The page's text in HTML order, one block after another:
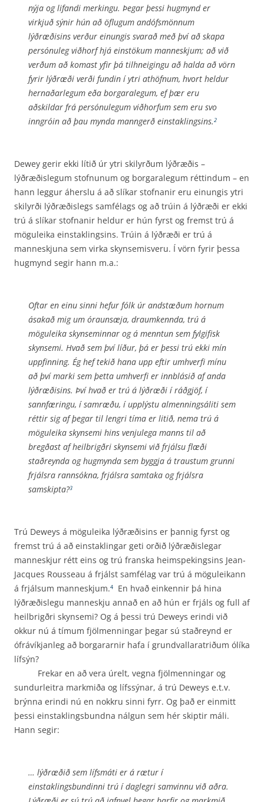
nýja og lifandi merkingu. Þegar þessi hugmynd er
virkjuð sýnir hún að öflugum andófsmönnum
lýðræðisins verður einungis svarað með því að skapa
persónuleg viðhorf hjá einstökum manneskjum; að við
verðum að komast yfir þá tilhneigingu að halda að vörn
fyrir lýðræði verði fundin í ytri athöfnum, hvort heldur
hernaðarlegum eða borgaralegum, ef þær eru
aðskildar frá persónu­legum viðhorfum sem eru svo
inngróin að þau mynda manngerð einstak­lingsins.2
Dewey gerir ekki lítið úr ytri skilyrðum lýðræðis –
lýðræðislegum stofnunum og borgaralegum rétt­indum – en
hann leggur áherslu á að slíkar stofnanir eru einungis ytri
skilyrði lýðræðislegs samfélags og að trúin á lýðræði er ekki
trú á slíkar stofnanir heldur er hún fyrst og fremst trú á
möguleika einstaklingsins. Trúin á lýðræði er trú á
manneskjuna sem virka skynsemisveru. Í vörn fyrir þessa
hugmynd segir hann m.a.:
Oftar en einu sinni hefur fólk úr andstæðum hornum
ásakað mig um óraun­sæja, draumkennda, trú á
möguleika skynseminnar og á menntun sem fylgi­fisk
skynsemi. Hvað sem því líður, þá er þessi trú ekki mín
uppfinning. Ég hef tekið hana upp eftir umhverfi mínu
að því marki sem þetta umhverfi er innblásið af anda
lýðræðisins. Því hvað er trú á lýðræði í ráðgjöf, í
sannfæringu, í sam­ræðu, í upplýstu almenningsáliti sem
réttir sig af þegar til lengri tíma er litið, nema trú á
möguleika skynsemi hins venjulega manns til að
bregðast af heilbrigðri skynsemi við frjálsu flæði
staðreynda og hugmynda sem byggja á traustum grunni
frjálsra rannsókna, frjálsra samtaka og frjálsra
samskipta?3
Trú Deweys á möguleika lýðræðisins er þannig fyrst og
fremst trú á að einstaklingar geti orðið lýðræðislegar
manneskjur rétt eins og trú franska heimspekingsins Jean-
Jacques Rousseau á frjálst samfélag var trú á möguleikann
á frjálsum manneskjum.4
En hvað einkennir þá hina
lýðræðislegu manneskju annað en að hún er frjáls og full af
heilbrigðri skynsemi? Og á þessi trú Deweys erindi við
okkur nú á tímum fjölmenningar þegar sú staðreynd er
ófrávíkjanleg að borgararnir hafa í grundvallaratriðum ólíka
lífsýn?
Frekar en að vera úrelt, vegna fjölmenningar og
sundurleitra markmiða og lífssýnar, á trú Deweys e.t.v.
brýnna erindi nú en nokkru sinni fyrr. Og það er einmitt
þessi einstaklingsbundna nálgun sem hér skiptir máli.
Hann segir:
… lýðræðið sem lífsmáti er á rætur í
einstaklingsbundinni trú í daglegri sam­vinnu við aðra.